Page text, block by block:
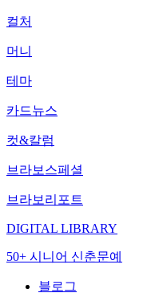
컬처
머니
테마
카드뉴스
컷&칼럼
브라보스페셜
브라보리포트
DIGITAL LIBRARY
50+ 시니어 신춘문예
블로그